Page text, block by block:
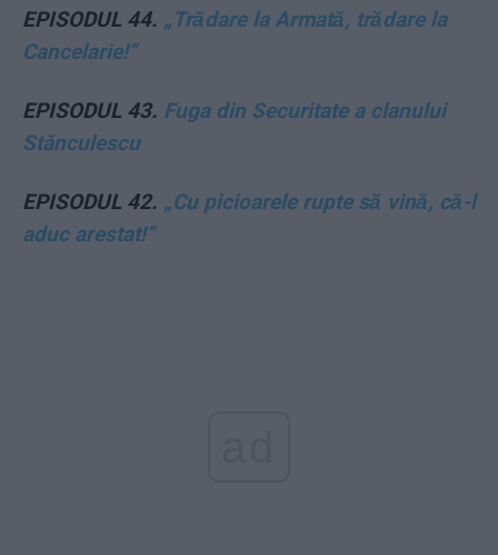
EPISODUL 44. „Trădare la Armată, trădare la
Cancelarie!”
EPISODUL 43. Fuga din Securitate a clanului
Stănculescu
EPISODUL 42. „Cu picioarele rupte să vină, că-l
aduc arestat!”